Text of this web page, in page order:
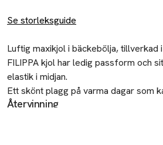
Beskrivning
Se storleksguide
Luftig maxikjol i bäckebölja, tillverkad
FILIPPA kjol har ledig passform och
elastik i midjan.
Ett skönt plagg på varma dagar som
blusen IRIS för ett fins set i bäckebölja.
Återvinning